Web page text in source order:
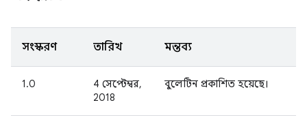
সংস্করণ তারিখ মন্তব্য
1.0
4 সেপ্টেম্বর,
2018
বুলেটিন প্রকাশিত হয়েছে।